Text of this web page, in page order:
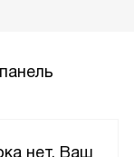
нет, Ваш